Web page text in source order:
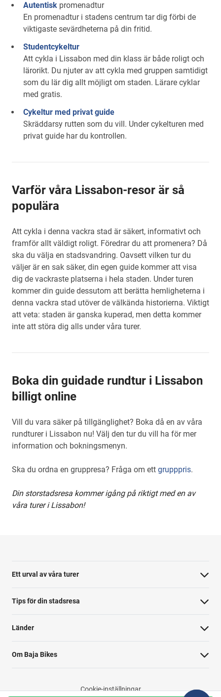
Autentisk promenadtur
En promenadtur i stadens centrum tar dig förbi de
viktigaste sevärdheterna på din fritid.
Studentcykeltur
Att cykla i Lissabon med din klass är både roligt och
lärorikt. Du njuter av att cykla med gruppen samtidigt
som du lär dig allt möjligt om staden. Lärare cyklar
med gratis.
Cykeltur med privat guide
Skräddarsy rutten som du vill. Under cykelturen med
privat guide har du kontrollen.
Varför våra Lissabon-resor är så
populära
Att cykla i denna vackra stad är säkert, informativt och
framför allt väldigt roligt. Föredrar du att promenera? Då
ska du välja en stadsvandring. Oavsett vilken tur du
väljer är en sak säker, din egen guide kommer att visa
dig de vackraste platserna i hela staden. Under turen
kommer din guide dessutom att berätta hemligheterna i
denna vackra stad utöver de välkända historierna. Viktigt
att veta: staden är ganska kuperad, men detta kommer
inte att störa dig alls under våra turer.
Boka din guidade rundtur i Lissabon
billigt online
Vill du vara säker på tillgänglighet? Boka då en av våra
rundturer i Lissabon nu! Välj den tur du vill ha för mer
information och bokningsmenyn.
Ska du ordna en gruppresa? Fråga om ett grupppris.
Din storstadsresa kommer igång på riktigt med en av
våra turer i Lissabon!
Ett urval av våra turer
Tips för din stadsresa
Länder
Om Baja Bikes
Cookie-inställningar